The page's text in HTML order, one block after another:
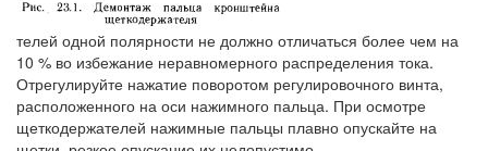
телей одной полярности не должно отличаться более чем на
10 % во избежание неравномерного распределения тока.
Отрегулируйте нажатие поворотом регулировочного винта,
расположенного на оси нажимного пальца. При осмотре
щеткодержателей нажимные пальцы плавно опускайте на